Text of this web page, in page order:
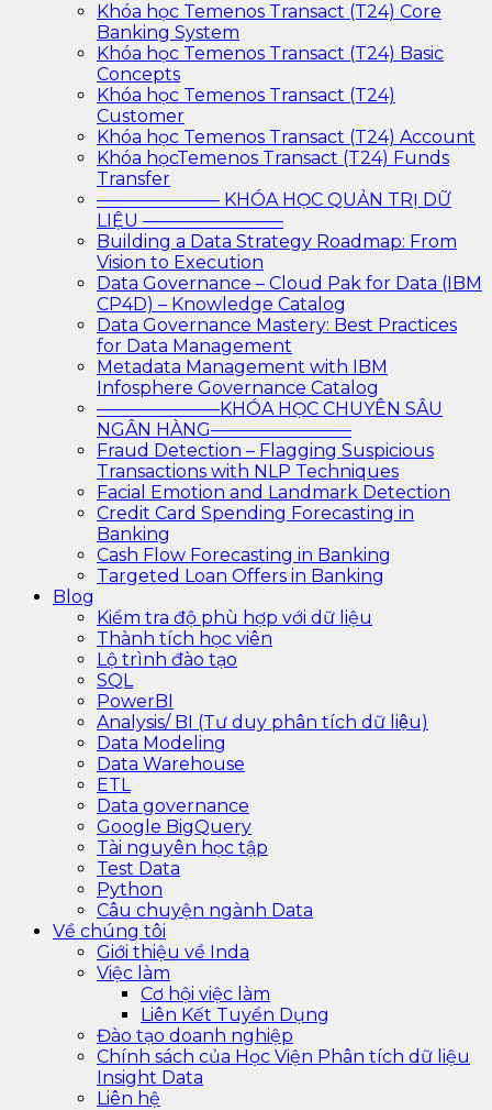
Khóa học Temenos Transact (T24) Core
Banking System
Khóa học Temenos Transact (T24) Basic
Concepts
Khóa học Temenos Transact (T24)
Customer
Khóa học Temenos Transact (T24) Account
Khóa họcTemenos Transact (T24) Funds
Transfer
——————— KHÓA HỌC QUẢN TRỊ DỮ
LIỆU ————————
Building a Data Strategy Roadmap: From
Vision to Execution
Data Governance – Cloud Pak for Data (IBM
CP4D) – Knowledge Catalog
Data Governance Mastery: Best Practices
for Data Management
Metadata Management with IBM
Infosphere Governance Catalog
———————KHÓA HỌC CHUYÊN SÂU
NGÂN HÀNG————————
Fraud Detection – Flagging Suspicious
Transactions with NLP Techniques
Facial Emotion and Landmark Detection
Credit Card Spending Forecasting in
Banking
Cash Flow Forecasting in Banking
Targeted Loan Offers in Banking
Blog
Kiểm tra độ phù hợp với dữ liệu
Thành tích học viên
Lộ trình đào tạo
SQL
PowerBI
Analysis/ BI (Tư duy phân tích dữ liệu)
Data Modeling
Data Warehouse
ETL
Data governance
Google BigQuery
Tài nguyên học tập
Test Data
Python
Câu chuyện ngành Data
Về chúng tôi
Giới thiệu về Inda
Việc làm
Cơ hội việc làm
Liên Kết Tuyển Dụng
Đào tạo doanh nghiệp
Chính sách của Học Viện Phân tích dữ liệu
Insight Data
Liên hệ